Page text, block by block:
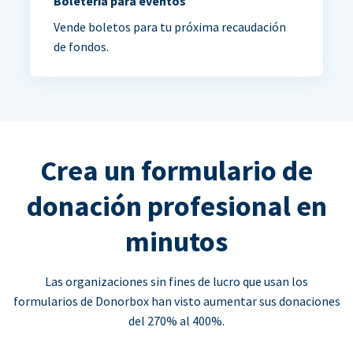
Vende boletos para tu próxima recaudación
de fondos.
Crea un formulario de
donación profesional en
minutos
Las organizaciones sin fines de lucro que usan los
formularios de Donorbox han visto aumentar sus donaciones
del 270% al 400%.